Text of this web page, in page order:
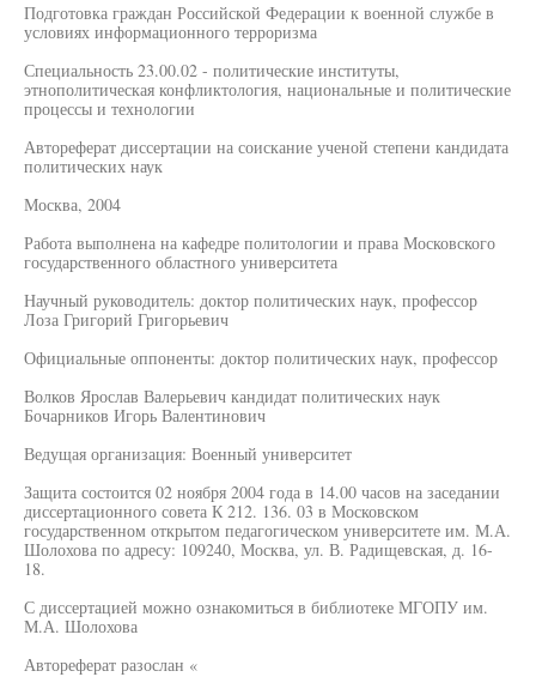
Подготовка граждан Российской Федерации к военной службе в
условиях информационного терроризма
Специальность 23.00.02 - политические институты,
этнополитическая конфликтология, национальные и политические
процессы и технологии
Автореферат диссертации на соискание ученой степени кандидата
политических наук
Москва, 2004
Работа выполнена на кафедре политологии и права Московского
государственного областного университета
Научный руководитель: доктор политических наук, профессор
Лоза Григорий Григорьевич
Официальные оппоненты: доктор политических наук, профессор
Волков Ярослав Валерьевич кандидат политических наук
Бочарников Игорь Валентинович
Ведущая организация: Военный университет
Защита состоится 02 ноября 2004 года в 14.00 часов на заседании
диссертационного совета К 212. 136. 03 в Московском
государственном открытом педагогическом университете им. М.А.
Шолохова по адресу: 109240, Москва, ул. В. Радищевская, д. 16-
18.
С диссертацией можно ознакомиться в библиотеке МГОПУ им.
М.А. Шолохова
Автореферат разослан «